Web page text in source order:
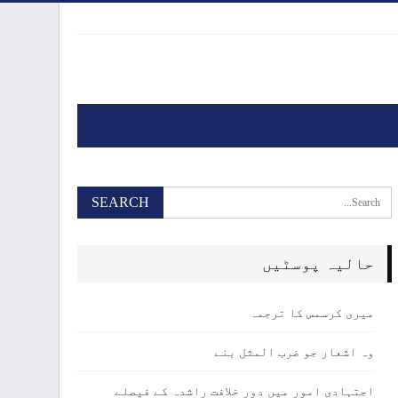
حالیہ پوسٹیں
میری کرسمس کا ترجمہ
وہ اشعار جو ضرب المثل بنے
اجتہادی امور میں دور خلافت راشدہ کے فیصلے